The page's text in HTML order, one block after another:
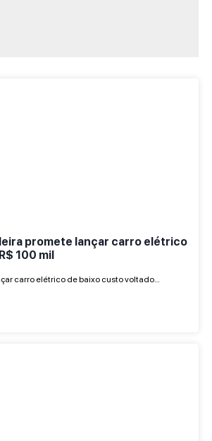
promete lançar carro elétrico
100 mil
carro elétrico de baixo custo voltado…